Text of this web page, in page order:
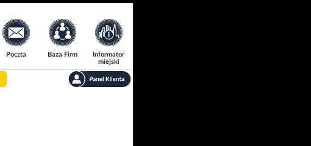
Poczta Baza Firm
Informator
miejski